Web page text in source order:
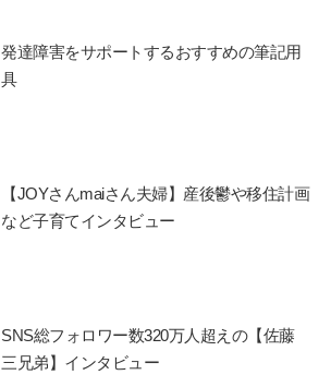
発達障害をサポートするおすすめの筆記用
具
【JOYさんmaiさん夫婦】産後鬱や移住計画
など子育てインタビュー
SNS総フォロワー数320万人超えの【佐藤
三兄弟】インタビュー